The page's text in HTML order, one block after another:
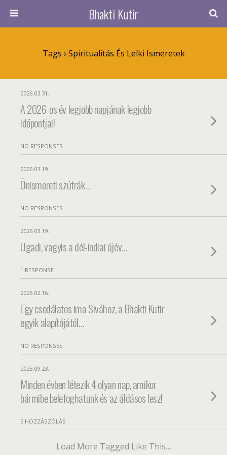
Bhakti Kutir
Tags › Spiritualitás És Lelki Ismeretek
2026.03.31.
A 2026-os év legjobb napjának legjobb
időpontjai!
NO RESPONSES
2026.03.19.
Önismereti szútrák…
NO RESPONSES
2026.03.19.
Ugadi, vagyis a dél-indiai újév…
1 RESPONSE
2026.02.16.
Egy csodálatos ima Sivához, a Bhakti Kutir
egyik alapítójától…
NO RESPONSES
2025.09.23.
Minden évben létezik 4 olyan nap, amikor
bármibe belefoghatunk és az áldásos lesz!
5 HOZZÁSZÓLÁS
Load More Tagged Like This…